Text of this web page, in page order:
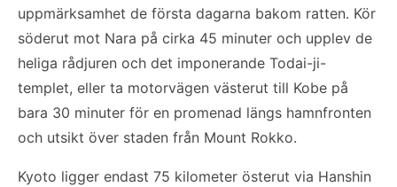
uppmärksamhet de första dagarna bakom ratten. Kör
söderut mot Nara på cirka 45 minuter och upplev de
heliga rådjuren och det imponerande Todai-ji-
templet, eller ta motorvägen västerut till Kobe på
bara 30 minuter för en promenad längs hamnfronten
och utsikt över staden från Mount Rokko.
Kyoto ligger endast 75 kilometer österut via Hanshin